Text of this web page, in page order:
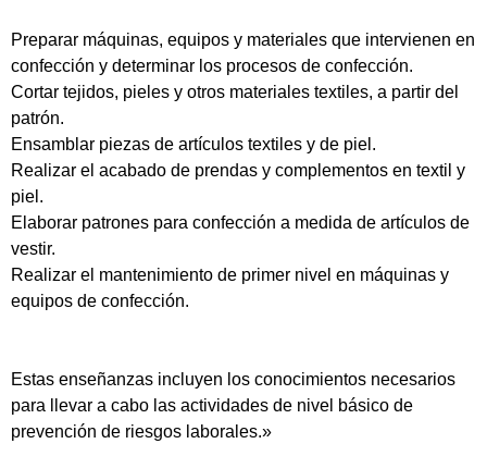
Preparar máquinas, equipos y materiales que intervienen en
confección y determinar los procesos de confección.
Cortar tejidos, pieles y otros materiales textiles, a partir del
patrón.
Ensamblar piezas de artículos textiles y de piel.
Realizar el acabado de prendas y complementos en textil y
piel.
Elaborar patrones para confección a medida de artículos de
vestir.
Realizar el mantenimiento de primer nivel en máquinas y
equipos de confección.
Estas enseñanzas incluyen los conocimientos necesarios
para llevar a cabo las actividades de nivel básico de
prevención de riesgos laborales.»